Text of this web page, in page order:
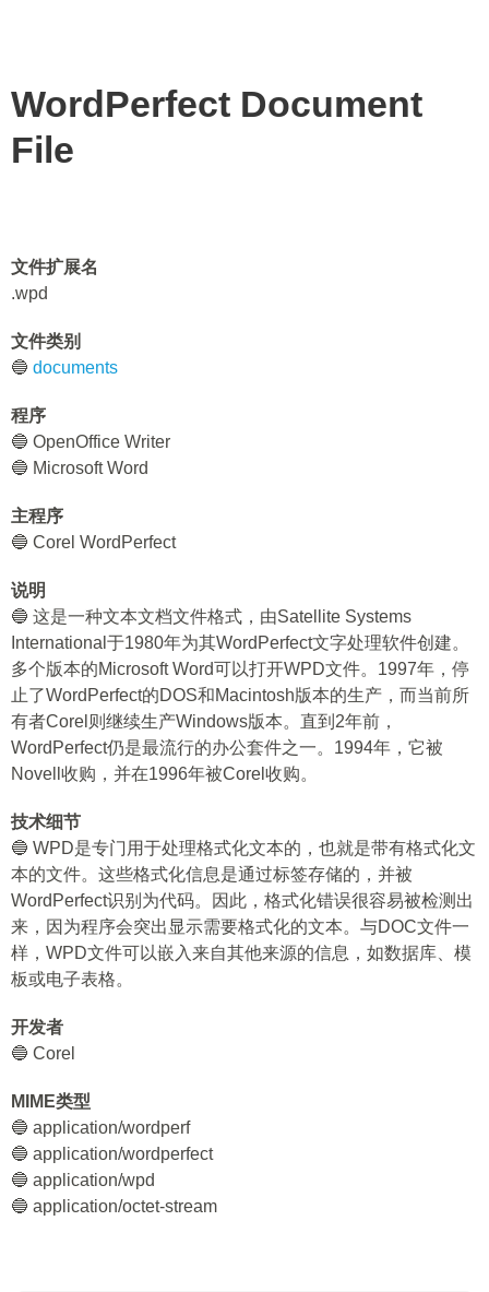
WordPerfect Document
File
文件扩展名
.wpd
文件类别
🔵 documents
程序
🔵 OpenOffice Writer
🔵 Microsoft Word
主程序
🔵 Corel WordPerfect
说明
🔵 这是一种文本文档文件格式，由Satellite Systems
International于1980年为其WordPerfect文字处理软件创建。
多个版本的Microsoft Word可以打开WPD文件。1997年，停
止了WordPerfect的DOS和Macintosh版本的生产，而当前所
有者Corel则继续生产Windows版本。直到2年前，
WordPerfect仍是最流行的办公套件之一。1994年，它被
Novell收购，并在1996年被Corel收购。
技术细节
🔵 WPD是专门用于处理格式化文本的，也就是带有格式化文
本的文件。这些格式化信息是通过标签存储的，并被
WordPerfect识别为代码。因此，格式化错误很容易被检测出
来，因为程序会突出显示需要格式化的文本。与DOC文件一
样，WPD文件可以嵌入来自其他来源的信息，如数据库、模
板或电子表格。
开发者
🔵 Corel
MIME类型
🔵 application/wordperf
🔵 application/wordperfect
🔵 application/wpd
🔵 application/octet-stream